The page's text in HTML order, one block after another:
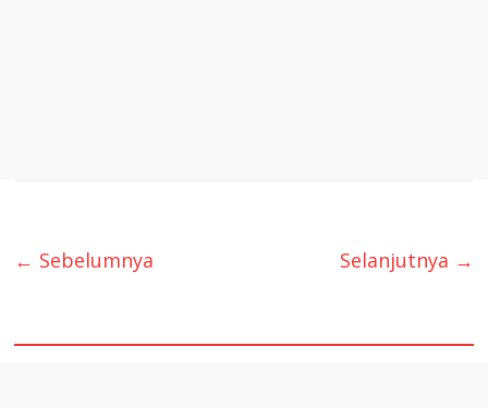
← Sebelumnya Selanjutnya →